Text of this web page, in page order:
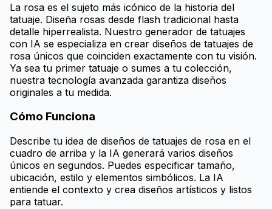
La rosa es el sujeto más icónico de la historia del
tatuaje. Diseña rosas desde flash tradicional hasta
detalle hiperrealista. Nuestro generador de tatuajes
con IA se especializa en crear diseños de tatuajes de
rosa únicos que coinciden exactamente con tu visión.
Ya sea tu primer tatuaje o sumes a tu colección,
nuestra tecnología avanzada garantiza diseños
originales a tu medida.
Cómo Funciona
Describe tu idea de diseños de tatuajes de rosa en el
cuadro de arriba y la IA generará varios diseños
únicos en segundos. Puedes especificar tamaño,
ubicación, estilo y elementos simbólicos. La IA
entiende el contexto y crea diseños artísticos y listos
para tatuar.